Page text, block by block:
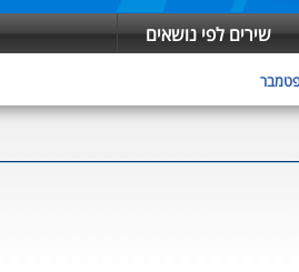
שירים לפי נושאים